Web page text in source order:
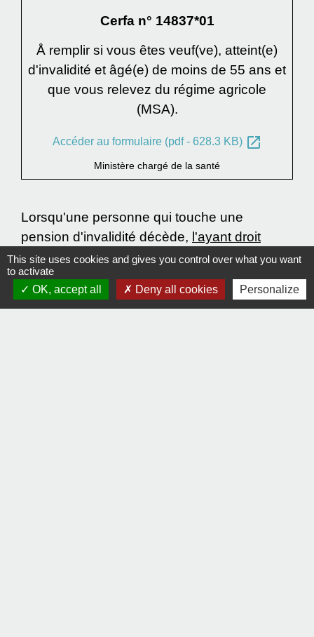
Cerfa n° 14837*01
Å remplir si vous êtes veuf(ve), atteint(e)
d'invalidité et âgé(e) de moins de 55 ans et
que vous relevez du régime agricole
(MSA).
Accéder au formulaire (pdf - 628.3 KB) open_in_new
Ministère chargé de la santé
Lorsqu'une personne qui touche une
pension d'invalidité décède, l'ayant droit
époux(se), enfant, partenaire dePacs...] peut
percevoir, sous conditions, une somme
forfaitaire appelée lecapital décès
This site uses cookies and gives you control over what you want
to activate
OK, accept all
Deny all cookies Personalize